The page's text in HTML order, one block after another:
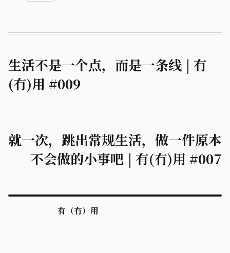
生活不是一个点，而是一条线 | 有
(冇)用 #009
就一次，跳出常规生活，做一件原本
不会做的小事吧 | 有(冇)用 #007
有（冇）用